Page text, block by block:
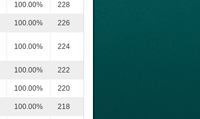
100.00% 228
100.00% 226
100.00% 224
100.00% 222
100.00% 220
100.00% 218